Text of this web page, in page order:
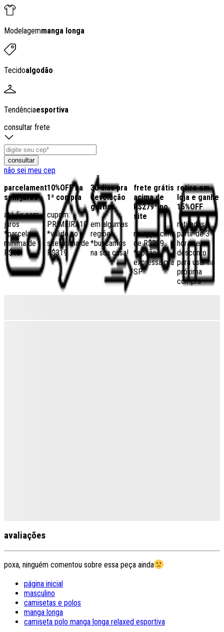
Modelagemmanga longa
Tecidoalgodão
Tendênciaesportiva
consultar frete
consultar
não sei meu cep
parcelamento
sem juros
até 5x sem
juros
*parcela
mínima de
R$40
10%OFF na
1ª compra
cupom:
PRIMEIRA10
*válido no
site acima de
R$319
30 dias pra
devolução
grátis
em algumas
regiões,
*buscamos
na sua casa!
frete grátis
acima de
R$279* no
site
no app acima
de R$259
*opção
expressa pra
SP
retire em
loja e ganhe
15%OFF
retiradas a
partir de 3
horas e
desconto
para usar na
próxima
compra
avaliações
poxa, ninguém comentou sobre essa peça ainda
página inicial
masculino
camisetas e polos
manga longa
camiseta polo manga longa relaxed esportiva